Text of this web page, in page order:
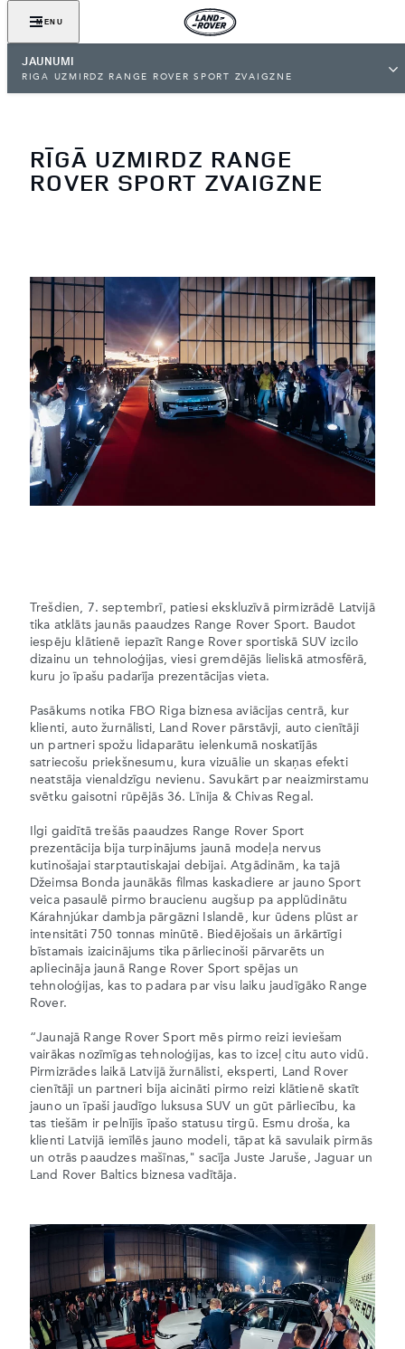
MENU
JAUNUMI
RĪGĀ UZMIRDZ RANGE ROVER SPORT ZVAIGZNE
RĪGĀ UZMIRDZ RANGE
ROVER SPORT ZVAIGZNE
Trešdien, 7. septembrī, patiesi ekskluzīvā pirmizrādē Latvijā
tika atklāts jaunās paaudzes Range Rover Sport. Baudot
iespēju klātienē iepazīt Range Rover sportiskā SUV izcilo
dizainu un tehnoloģijas, viesi gremdējās lieliskā atmosfērā,
kuru jo īpašu padarīja prezentācijas vieta.
Pasākums notika FBO Riga biznesa aviācijas centrā, kur
klienti, auto žurnālisti, Land Rover pārstāvji, auto cienītāji
un partneri spožu lidaparātu ielenkumā noskatījās
satriecošu priekšnesumu, kura vizuālie un skaņas efekti
neatstāja vienaldzīgu nevienu. Savukārt par neaizmirstamu
svētku gaisotni rūpējās 36. Līnija & Chivas Regal.
Ilgi gaidītā trešās paaudzes Range Rover Sport
prezentācija bija turpinājums jaunā modeļa nervus
kutinošajai starptautiskajai debijai. Atgādinām, ka tajā
Džeimsa Bonda jaunākās filmas kaskadiere ar jauno Sport
veica pasaulē pirmo braucienu augšup pa applūdinātu
Kárahnjúkar dambja pārgāzni Islandē, kur ūdens plūst ar
intensitāti 750 tonnas minūtē. Biedējošais un ārkārtīgi
bīstamais izaicinājums tika pārliecinoši pārvarēts un
apliecināja jaunā Range Rover Sport spējas un
tehnoloģijas, kas to padara par visu laiku jaudīgāko Range
Rover.
“Jaunajā Range Rover Sport mēs pirmo reizi ieviešam
vairākas nozīmīgas tehnoloģijas, kas to izceļ citu auto vidū.
Pirmizrādes laikā Latvijā žurnālisti, eksperti, Land Rover
cienītāji un partneri bija aicināti pirmo reizi klātienē skatīt
jauno un īpaši jaudīgo luksusa SUV un gūt pārliecību, ka
tas tiešām ir pelnījis īpašo statusu tirgū. Esmu droša, ka
klienti Latvijā iemīlēs jauno modeli, tāpat kā savulaik pirmās
un otrās paaudzes mašīnas," sacīja Juste Jaruše, Jaguar un
Land Rover Baltics biznesa vadītāja.